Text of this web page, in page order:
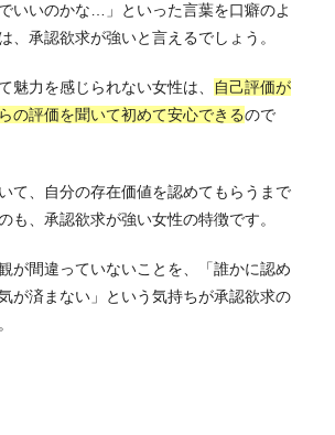
いいのかな…」といった言葉を口癖のよ
、承認欲求が強いと言えるでしょう。
魅力を感じられない女性は、
自己評価が
の評価を聞いて初めて安心できるので
て、自分の存在価値を認めてもらうまで
も、承認欲求が強い女性の特徴です。
が間違っていないことを、「誰かに認め
が済まない」という気持ちが承認欲求の